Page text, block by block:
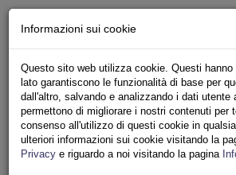
VV.F.
UNIONE SINDACALE DI BASE
Informazioni sui cookie
Questo sito web utilizza cookie. Questi
lato garantiscono le funzionalità di base per
dall'altro, salvando e analizzando i dati utente
permettono di migliorare i nostri contenuti per
consenso all'utilizzo di questi cookie in
ulteriori informazioni sui cookie visitando la
Privacy e riguardo a noi visitando la pagina